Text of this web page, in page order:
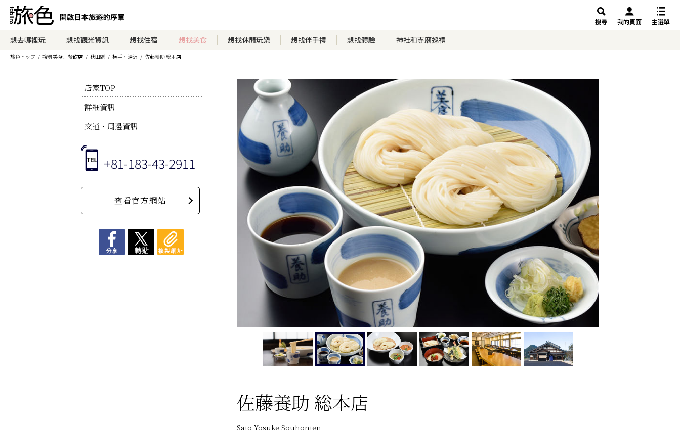
搜尋 我的頁面 主選單
想去哪裡玩 想找觀光資訊 想找住宿 想找美食 想找休閒玩樂 想找伴手禮 想找體驗 神社和寺廟巡禮
旅色トップ 搜尋美食、餐飲店 秋田縣 横手・湯沢 佐藤養助 総本店
店家TOP
詳細資訊
交通・周邊資訊
+81-183-43-2911
查看官方網站
佐藤養助 総本店
Sato Yosuke Souhonten